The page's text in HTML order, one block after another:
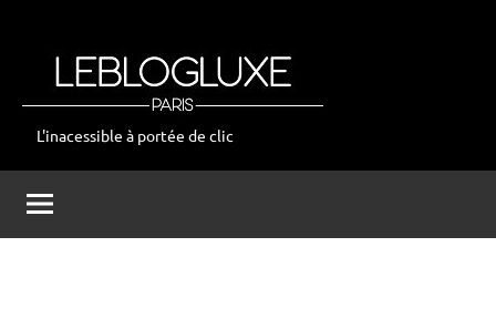
leblogluxe
L'inacessible à portée de clic